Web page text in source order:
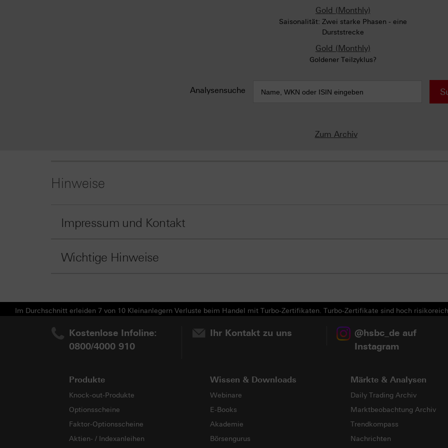
Gold (Monthly)
Saisonalität: Zwei starke Phasen - eine
Durststrecke
Gold (Monthly)
Goldener Teilzyklus?
Analysensuche
Zum Archiv
Hinweise
Impressum und Kontakt
Wichtige Hinweise
Im Durchschnitt erleiden 7 von 10 Kleinanlegern Verluste beim Handel mit Turbo-Zertifikaten. Turbo-Zertifikate sind hoch
Kostenlose Infoline:
0800/4000 910
Ihr Kontakt zu uns
@hsbc_de auf
Instagram
Produkte
Knock-out-Produkte
Optionsscheine
Faktor-Optionsscheine
Aktien- / Indexanleihen
Wissen & Downloads
Webinare
E-Books
Akademie
Börsengurus
Märkte & Analysen
Daily Trading Archiv
Marktbeobachtung Archiv
Trendkompass
Nachrichten